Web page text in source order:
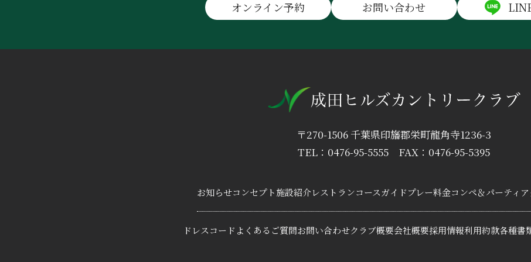
オンライン予約 お問い合わせ
〒270-1506 千葉県印旛郡栄町龍角寺1236-3
TEL：0476-95-5555
FAX：0476-95-5395
お知らせコンセプト施設紹介レストランコースガイドプレー料金コンペ＆パーティ
ドレスコード よくあるご質問お問い合わせクラブ概要会社概要採用情報利用約款各種書